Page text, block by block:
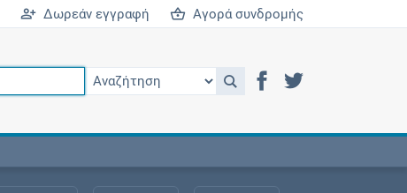
Δωρεάν εγγραφή Αγορά συνδρομής